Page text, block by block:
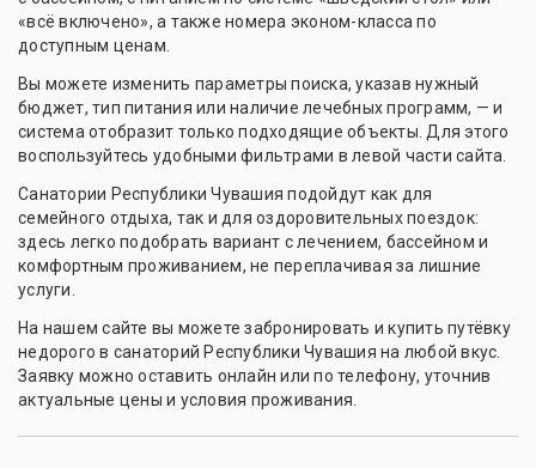
«всё включено», а также номера эконом-класса по
доступным ценам.
Вы можете изменить параметры поиска, указав нужный
бюджет, тип питания или наличие лечебных программ, — и
система отобразит только подходящие объекты. Для этого
воспользуйтесь удобными фильтрами в левой части сайта.
Санатории Республики Чувашия подойдут как для
семейного отдыха, так и для оздоровительных поездок:
здесь легко подобрать вариант с лечением, бассейном и
комфортным проживанием, не переплачивая за лишние
услуги.
На нашем сайте вы можете забронировать и купить путёвку
недорого в санаторий Республики Чувашия на любой вкус.
Заявку можно оставить онлайн или по телефону, уточнив
актуальные цены и условия проживания.